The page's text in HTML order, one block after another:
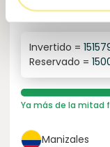
Préstamo
6.1%
interés anual
Invertido =
Reservado =
Ya más de la mitad
Manizales